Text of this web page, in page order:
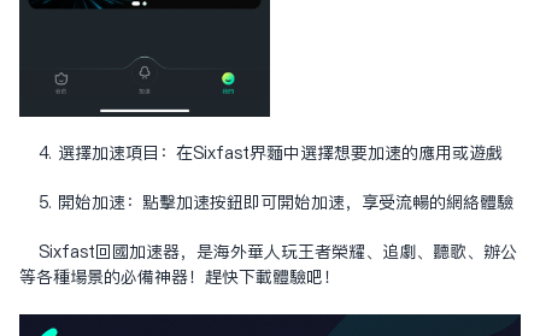
4. 選擇加速項目：在Sixfast界面中選擇想要加速的應用或遊戲
5. 開始加速：點擊加速按鈕即可開始加速，享受流暢的網絡體驗
Sixfast回國加速器，是海外華人玩王者榮耀、追劇、聽歌、辦公
等各種場景的必備神器！趕快下載體驗吧！